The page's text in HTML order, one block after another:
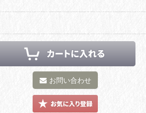
お問い合わせ